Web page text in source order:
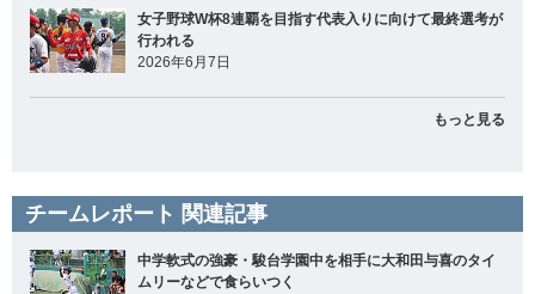
女子野球W杯8連覇を目指す代表入りに向けて最終選考が
行われる
2026年6月7日
もっと見る
チームレポート 関連記事
中学軟式の強豪・駿台学園中を相手に大和田与喜のタイ
ムリーなどで食らいつく